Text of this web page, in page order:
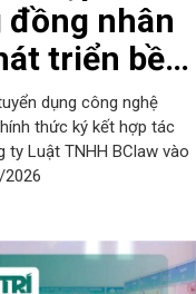
đồng nhân
triển bền
dụng công nghệ
thức ký kết hợp tác
ty Luật TNHH BClaw vào